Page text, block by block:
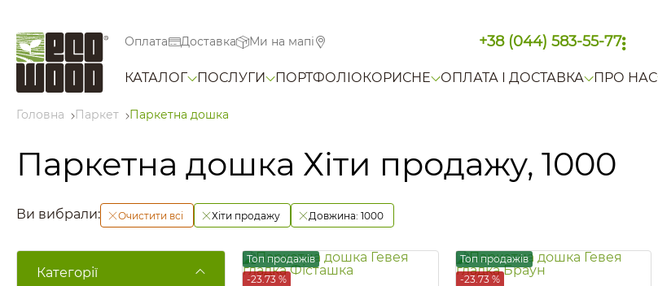
Оплата Доставка Ми на мапі +38 (044) 583-55-77
КАТАЛОГ ПОСЛУГИ ПОРТФОЛІОКОРИСНЕ ОПЛАТА І ДОСТАВКА ПРО НАС
Головна Паркет Паркетна дошка
Паркетна дошка Хіти продажу, 1000
Ви вибрали: Очистити всі Хіти продажу Довжина: 1000
Категорії
Топ продажів
-23.73 %
Топ продажів
-23.73 %